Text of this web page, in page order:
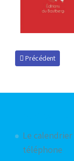
Article précédent :
Précédent
Le
téléphone